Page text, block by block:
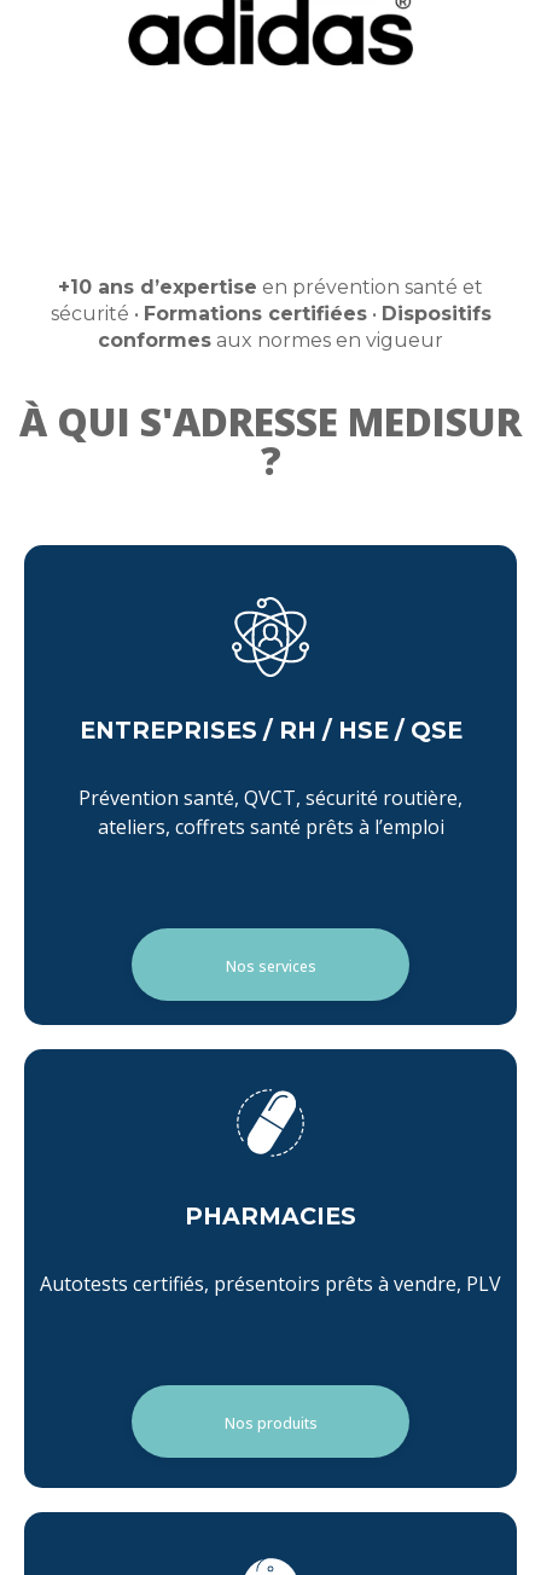
+10 ans d’expertise en prévention santé et
sécurité • Formations certifiées• Dispositifs
conformes aux normes en vigueur
À QUI S'ADRESSE MEDISUR
?
ENTREPRISES / RH / HSE / QSE
Prévention santé, QVCT, sécurité routière,
ateliers, coffrets santé prêts à l’emploi
Nos services
PHARMACIES
Autotests certifiés, présentoirs prêts à vendre, PLV
Nos produits